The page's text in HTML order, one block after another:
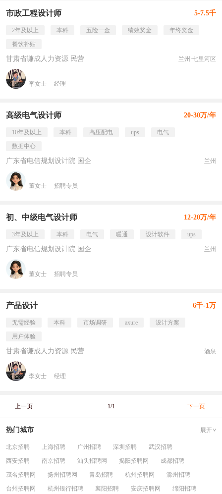
市政工程设计师 5-7.5千
2年及以上 本科 五险一金 绩效奖金
年终奖金
餐饮补贴
甘肃省谦成人力资源 民营 兰州·七里河区
李女士 经理
高级电气设计师 20-30万/年
10年及以上 本科 高压配电 ups
电气
数据中心
广东省电信规划设计院 国企 兰州
董女士 招聘专员
初、中级电气设计师 12-20万/年
3年及以上 本科 电气 暖通 设计软件 ups
广东省电信规划设计院 国企 兰州
董女士 招聘专员
产品设计 6千-1万
无需经验 本科 市场调研 axure
设计方案
用户体验
甘肃省谦成人力资源 民营 酒泉
李女士 经理
上一页 1/1 下一页
热门城市 展开
北京招聘 上海招聘 广州招聘 深圳招聘
武汉招聘
西安招聘
南京招聘 汕头招聘网 揭阳招聘网
成都招聘
茂名招聘网
扬州招聘网 青岛招聘 杭州招聘网
滁州招聘
台州招聘网
杭州银行招聘 襄阳招聘 安庆招聘网 绵阳招聘